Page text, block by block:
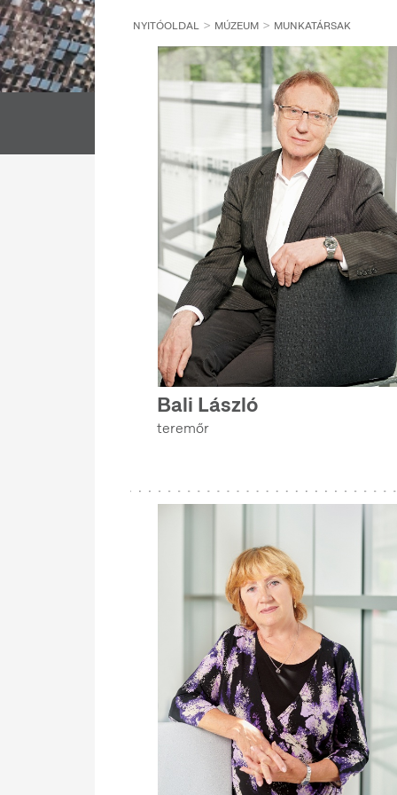
BIZTONSÁGI FŐOSZTÁLY
ÖSSZES FŐOSZTÁLY
A MÚZEUM VEZETŐI
FŐIGAZGATÓI TITKÁRSÁG
GYŰJTEMÉNYI FŐOSZTÁLY
MŰTÁRGYVÉDELMI ÉS RESTAURÁTOR FŐOSZTÁLY
NYILVÁNTARTÁSI ÉS DIGITALIZÁLÁSI FŐOSZTÁLY
KOMMUNIKÁCIÓS FŐOSZTÁLY
KÖNYVTÁR
GAZDASÁGI ÉS SZÁMVITELI FŐOSZTÁLY
ÖSSZES
ÖSSZES
A MÚZEUM VEZETŐI
FŐIGAZGATÓI TITKÁRSÁG
GYŰJTEMÉNYI FŐOSZTÁLY
ETNOLÓGIAI ARCHÍVUM
MŰTÁRGYVÉDELMI ÉS RESTAURÁTOR FŐOSZTÁLY
NYILVÁNTARTÁSI ÉS DIGITALIZÁLÁSI FŐOSZTÁLY
KOMMUNIKÁCIÓS FŐOSZTÁLY
ÜZEMELTETÉSI ÉS BESZERZÉSI FŐOSZTÁLY
ISMERETKÖZVETÍTÉSI FŐOSZTÁLY
SZERKESZTŐSÉG
NYITÓOLDAL MÚZEUM MUNKATÁRSAK
Bali László
teremőr